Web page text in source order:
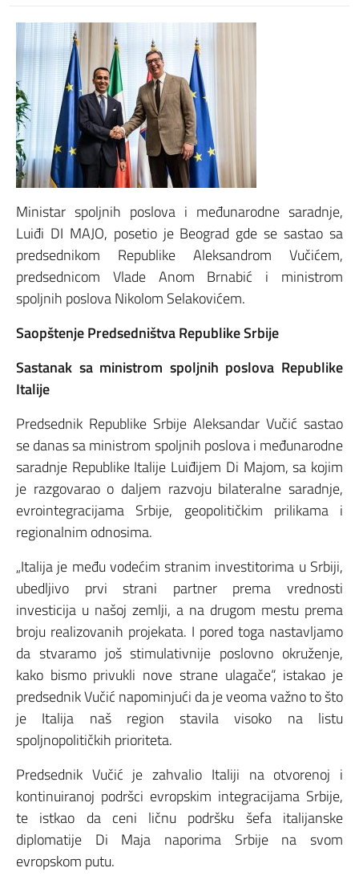
Ministar spoljnih poslova i međunarodne saradnje,
Luiđi DI MAJO, posetio je Beograd gde se sastao sa
predsednikom Republike Aleksandrom Vučićem,
predsednicom Vlade Anom Brnabić i ministrom
spoljnih poslova Nikolom Selakovićem.
Saopštenje Predsedništva Republike Srbije
Sastanak sa ministrom spoljnih poslova Republike
Italije
Predsednik Republike Srbije Aleksandar Vučić sastao
se danas sa ministrom spoljnih poslova i međunarodne
saradnje Republike Italije Luiđijem Di Majom, sa kojim
je razgovarao o daljem razvoju bilateralne saradnje,
evrointegracijama Srbije, geopolitičkim prilikama i
regionalnim odnosima.
„Italija je među vodećim stranim investitorima u Srbiji,
ubedljivo prvi strani partner prema vrednosti
investicija u našoj zemlji, a na drugom mestu prema
broju realizovanih projekata. I pored toga nastavljamo
da stvaramo još stimulativnije poslovno okruženje,
kako bismo privukli nove strane ulagače“, istakao je
predsednik Vučić napominjući da je veoma važno to što
je Italija naš region stavila visoko na listu
spoljnopolitičkih prioriteta.
Predsednik Vučić je zahvalio Italiji na otvorenoj i
kontinuiranoj podršci evropskim integracijama Srbije,
te istkao da ceni ličnu podršku šefa italijanske
diplomatije Di Maja naporima Srbije na svom
evropskom putu.